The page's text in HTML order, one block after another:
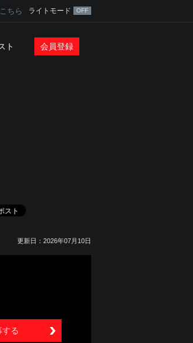
ちら ライトモード
ト 会員登録
更新日：2026年07月10日
する